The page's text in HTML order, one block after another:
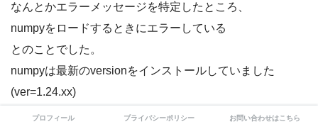
なんとかエラーメッセージを特定したところ、
numpyをロードするときにエラーしている
とのことでした。
numpyは最新のversionをインストールしていました
(ver=1.24.xx)
いったん、numpyをアンインストールして、
プロフィール プライバシーポリシー お問い合わせはこちら